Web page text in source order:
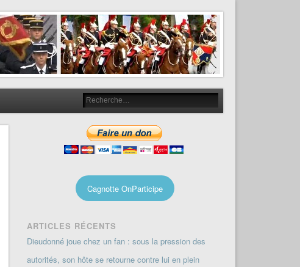
Cagnotte OnParticipe
ARTICLES RÉCENTS
Dieudonné joue chez un fan : sous la pression des
autorités, son hôte se retourne contre lui en plein